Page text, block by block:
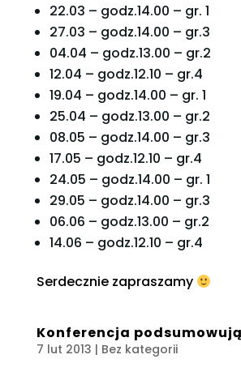
22.03 – godz.14.00 – gr. 1
27.03 – godz.14.00 – gr.3
04.04 – godz.13.00 – gr.2
12.04 – godz.12.10 – gr.4
19.04 – godz.14.00 – gr. 1
25.04 – godz.13.00 – gr.2
08.05 – godz.14.00 – gr.3
17.05 – godz.12.10 – gr.4
24.05 – godz.14.00 – gr. 1
29.05 – godz.14.00 – gr.3
06.06 – godz.13.00 – gr.2
14.06 – godz.12.10 – gr.4
Serdecznie zapraszamy
Konferencja
7 lut 2013 | Bez kategorii